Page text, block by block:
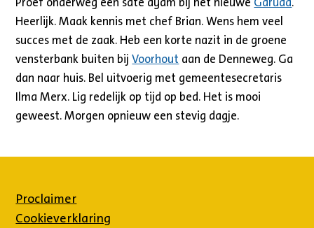
Heerlijk. Maak kennis met chef Brian. Wens hem veel
succes met de zaak. Heb een korte nazit in de groene
vensterbank buiten bijVoorhout aan de Denneweg. Ga
dan naar huis. Bel uitvoerig met gemeentesecretaris
Ilma Merx. Lig redelijk op tijd op bed. Het is mooi
geweest. Morgen opnieuw een stevig dagje.
Proclaimer
Cookieverklaring